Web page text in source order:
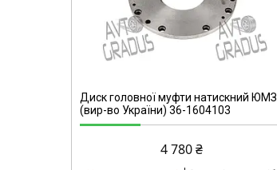
Диск головної муфти натискний ЮМЗ
(вир-во України) 36-1604103
4 780 ₴
1087980992-omg